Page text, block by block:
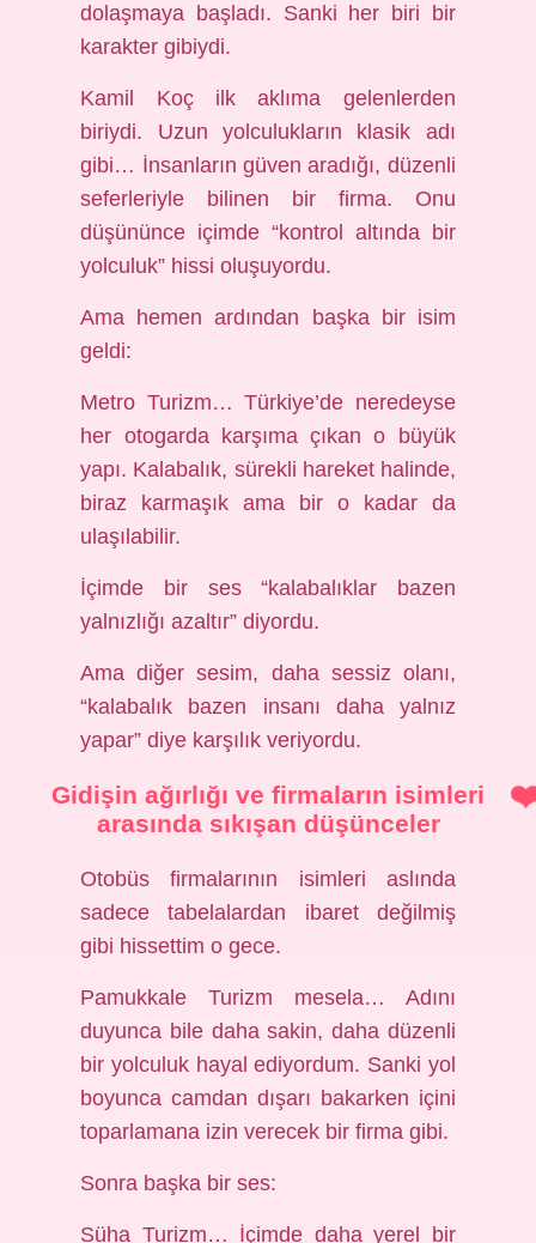
dolaşmaya başladı. Sanki her biri bir
karakter gibiydi.
Kamil Koç ilk aklıma gelenlerden
biriydi. Uzun yolculukların klasik adı
gibi… İnsanların güven aradığı, düzenli
seferleriyle bilinen bir firma. Onu
düşününce içimde “kontrol altında bir
yolculuk” hissi oluşuyordu.
Ama hemen ardından başka bir isim
geldi:
Metro Turizm… Türkiye’de neredeyse
her otogarda karşıma çıkan o büyük
yapı. Kalabalık, sürekli hareket halinde,
biraz karmaşık ama bir o kadar da
ulaşılabilir.
İçimde bir ses “kalabalıklar bazen
yalnızlığı azaltır” diyordu.
Ama diğer sesim, daha sessiz olanı,
“kalabalık bazen insanı daha yalnız
yapar” diye karşılık veriyordu.
Gidişin ağırlığı ve firmaların isimleri
arasında sıkışan düşünceler
Otobüs firmalarının isimleri aslında
sadece tabelalardan ibaret değilmiş
gibi hissettim o gece.
Pamukkale Turizm mesela… Adını
duyunca bile daha sakin, daha düzenli
bir yolculuk hayal ediyordum. Sanki yol
boyunca camdan dışarı bakarken içini
toparlamana izin verecek bir firma gibi.
Sonra başka bir ses:
Süha Turizm… İçimde daha yerel bir